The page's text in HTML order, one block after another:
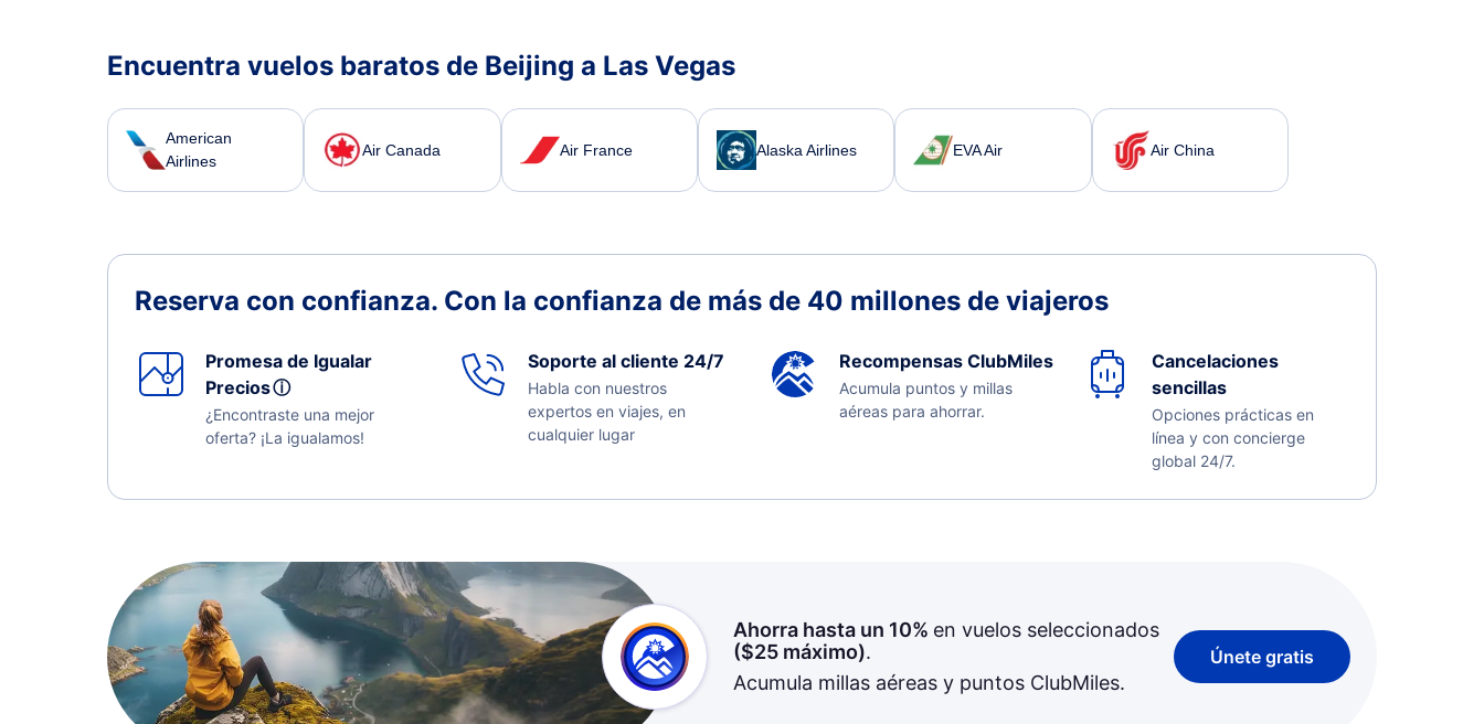
Encuentra vuelos baratos de Beijing a Las Vegas
American
Airlines
Air Canada Air France Alaska Airlines EVA Air Air China
Reserva con confianza. Con la confianza de más de 40 millones de viajeros
Promesa de Igualar
Preciosⓘ
¿Encontraste una mejor
oferta? ¡La igualamos!
Soporte al cliente 24/7
Habla con nuestros
expertos en viajes, en
cualquier lugar
Recompensas ClubMiles
Acumula puntos y millas
aéreas para ahorrar.
Cancelaciones
sencillas
Opciones prácticas en
línea y con concierge
global 24/7.
Ahorra hasta un 10% en vuelos seleccionados
($25máximo).
Acumula millas aéreas y puntos ClubMiles.
Únete gratis